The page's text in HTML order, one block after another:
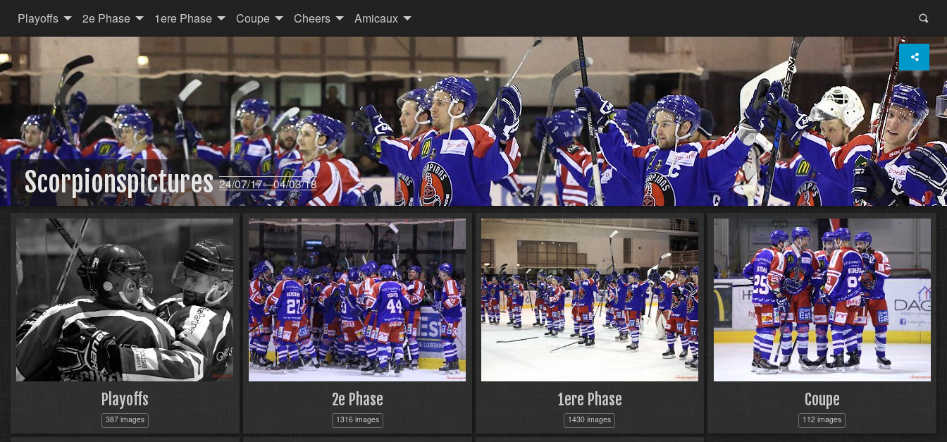
Playoffs 2e Phase 1ere Phase Coupe Cheers Amicaux
Scorpionspictures24/07/17—04/03/18
Playoffs
387 images
2e Phase
1316 images
1ere Phase
1430 images
Coupe
112 images